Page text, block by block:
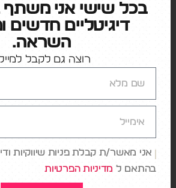
לראות את העולם: אחרת
כתיבת
האימייל לא יוצג באתר. שדות
התגובה שלך*
בכל שישי אני משתף
דיגיטליים חדשים
השראה.
רוצה גם לקבל
אני מאשר/ת קבלת פניות שיווקיות
בהתאם ל מדיניות הפרטיות